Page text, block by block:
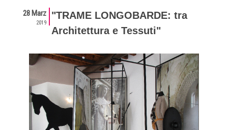
28 Marz
2019
"TRAME LONGOBARDE: tra
Architettura e Tessuti"